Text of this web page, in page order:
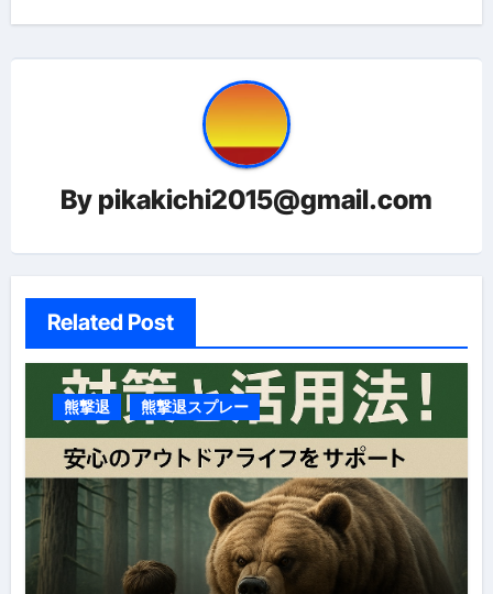
シ
ョ
By pikakichi2015@gmail.com
Related Post
熊撃退 熊撃退スプレー